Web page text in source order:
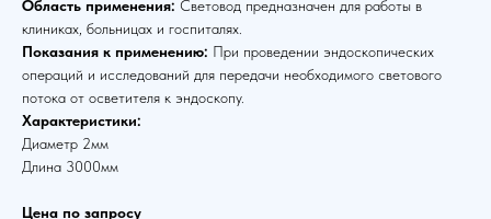
Область применения: Световод предназначен для работы в
клиниках, больницах и госпиталях.
Показания к применению: При проведении эндоскопических
операций и исследований для передачи необходимого светового
потока от осветителя к эндоскопу.
Характеристики:
Диаметр 2мм
Длина 3000мм
Цена по запросу